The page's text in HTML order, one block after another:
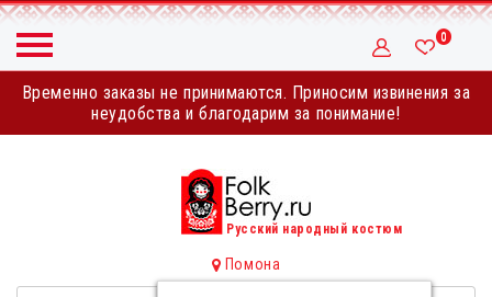
Временно заказы не принимаются. Приносим извинения за
неудобства и благодарим за понимание!
0
Русский народный костюм
Помона